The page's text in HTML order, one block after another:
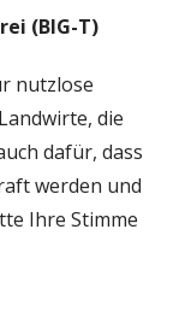
(BIG-T)
nutzlose
die
dafür, dass
werden und
Ihre Stimme